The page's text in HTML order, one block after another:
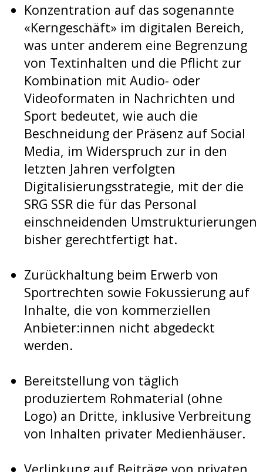
Konzentration auf das sogenannte
«Kerngeschäft» im digitalen Bereich,
was unter anderem eine Begrenzung
von Textinhalten und die Pflicht zur
Kombination mit Audio- oder
Videoformaten in Nachrichten und
Sport bedeutet, wie auch die
Beschneidung der Präsenz auf Social
Media, im Widerspruch zur in den
letzten Jahren verfolgten
Digitalisierungsstrategie, mit der die
SRG SSR die für das Personal
einschneidenden Umstrukturierungen
bisher gerechtfertigt hat.
Zurückhaltung beim Erwerb von
Sportrechten sowie Fokussierung auf
Inhalte, die von kommerziellen
Anbieter:innen nicht abgedeckt
werden.
Bereitstellung von täglich
produziertem Rohmaterial (ohne
Logo) an Dritte, inklusive Verbreitung
von Inhalten privater Medienhäuser.